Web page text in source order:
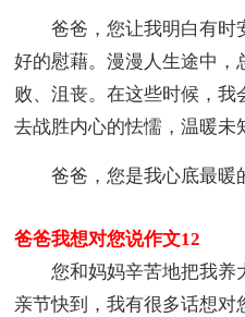
爸爸，您让我明白有时
好的慰藉。漫漫人生途中，
败、沮丧。在这些时候，我
去战胜内心的怯懦，温暖未
爸爸，您是我心底最暖
爸爸我想对您说作文12
您和妈妈辛苦地把我养
亲节快到，我有很多话想对